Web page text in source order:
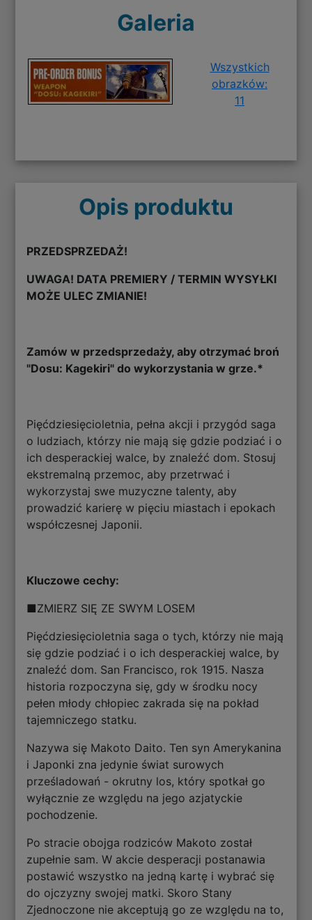
Galeria
Wszystkich
obrazków:
11
Opis produktu
PRZEDSPRZEDAŻ!
UWAGA! DATA PREMIERY / TERMIN WYSYŁKI
MOŻE ULEC ZMIANIE!
Zamów w przedsprzedaży, aby otrzymać broń
"Dosu: Kagekiri" do wykorzystania w grze.*
Pięćdziesięcioletnia, pełna akcji i przygód saga
o ludziach, którzy nie mają się gdzie podziać i o
ich desperackiej walce, by znaleźć dom. Stosuj
ekstremalną przemoc, aby przetrwać i
wykorzystaj swe muzyczne talenty, aby
prowadzić karierę w pięciu miastach i epokach
współczesnej Japonii.
Kluczowe cechy:
■ZMIERZ SIĘ ZE SWYM LOSEM
Pięćdziesięcioletnia saga o tych, którzy nie mają
się gdzie podziać i o ich desperackiej walce, by
znaleźć dom. San Francisco, rok 1915. Nasza
historia rozpoczyna się, gdy w środku nocy
pełen młody chłopiec zakrada się na pokład
tajemniczego statku.
Nazywa się Makoto Daito. Ten syn Amerykanina
i Japonki zna jedynie świat surowych
prześladowań - okrutny los, który spotkał go
wyłącznie ze względu na jego azjatyckie
pochodzenie.
Po stracie obojga rodziców Makoto został
zupełnie sam. W akcie desperacji postanawia
postawić wszystko na jedną kartę i wybrać się
do ojczyzny swojej matki. Skoro Stany
Zjednoczone nie akceptują go ze względu na to,